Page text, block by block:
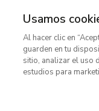
Usamos
Al hacer clic en
guarden en tu
sitio, analizar el uso
estudios para